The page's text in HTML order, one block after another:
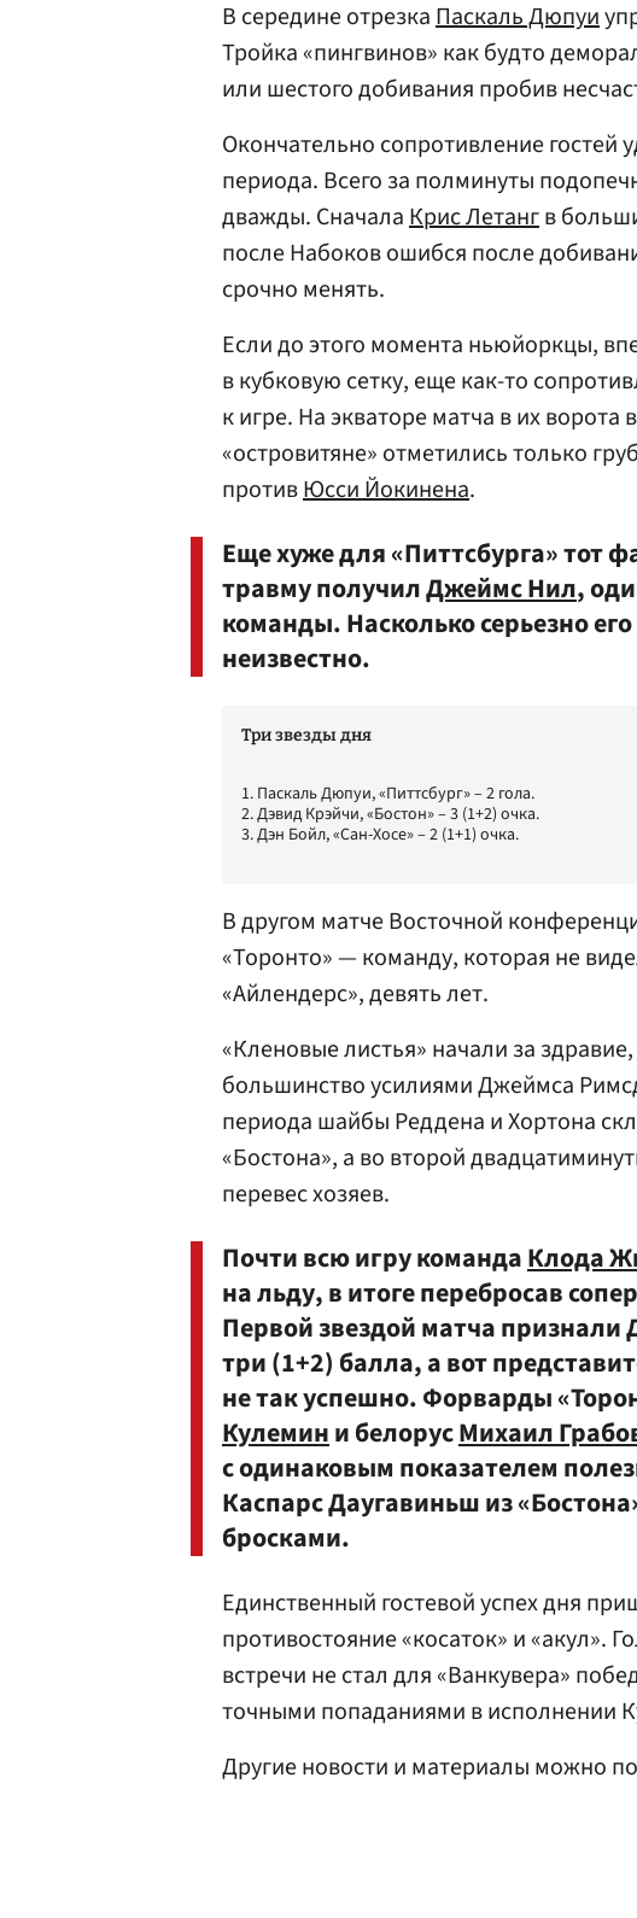
В середине отрезкаПаскаль Дюпуи
Тройка «пингвинов» как будто
или шестого добивания пробив
Окончательно сопротивление гостей
периода. Всего за полминуты
дважды. СначалаКрис Летангв
после Набоков ошибся после
срочно менять.
Если до этого момента ньюйоркцы,
в кубковую сетку, еще как-то
к игре. На экваторе матча в их
«островитяне» отметились только
противЮсси Йокинена.
Еще хуже для «Питтсбурга» тот
травму получилДжеймс Нил,
команды. Насколько серьезно
неизвестно.
Три звезды дня
1. Паскаль Дюпуи, «Питтсбург» – 2 гола.
2. Дэвид Крэйчи, «Бостон» – 3 (1+2) очка.
3. Дэн Бойл, «Сан-Хосе» – 2 (1+1) очка.
В другом матче Восточной
«Торонто» — команду, которая не
«Айлендерс», девять лет.
«Кленовые листья» начали за
большинство усилиями Джеймса
периода шайбы Реддена и Хортона
«Бостона», а во второй
перевес хозяев.
Почти всю игру командаКлода
на льду, в итоге перебросав
Первой звездой матча
три (1+2) балла, а вот
не так успешно. Форварды
Кулемини белорусМихаил
с одинаковым показателем
Каспарс Даугавиньш из
бросками.
Единственный гостевой успех дня
противостояние «косаток» и «акул».
встречи не стал для «Ванкувера»
точными попаданиями в исполнении
Другие новости и материалы можно